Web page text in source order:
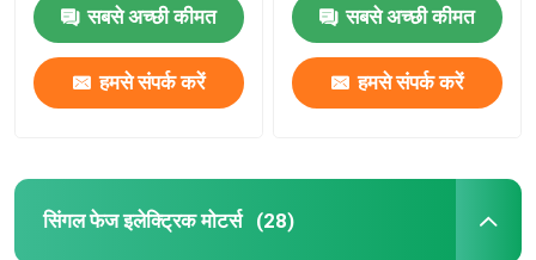
सबसे अच्छी कीमत
हमसे संपर्क करें
सबसे अच्छी कीमत
हमसे संपर्क करें
सिंगल फेज इलेक्ट्रिक मोटर्स (28)